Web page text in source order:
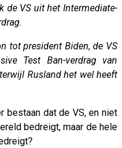
de VS uit het Intermediate-
tot president Biden, de VS
Test Ban-verdrag van
Rusland het wel heeft
bestaan ​​dat de VS, en niet
bedreigt, maar de hele